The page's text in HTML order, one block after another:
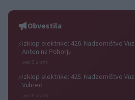
progah in atraktivni Car Meet
Obvestila
⚡Izklop elektrike: 426. Nadzorništvo
Anton na Pohorju
pred 5 urami
⚡Izklop elektrike: 425. Nadzorništvo
Vuhred
pred 5 urami